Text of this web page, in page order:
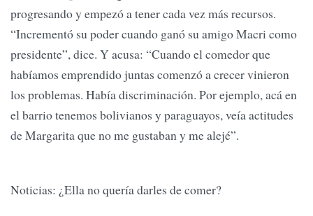
progresando y empezó a tener cada vez más recursos.
“Incrementó su poder cuando ganó su amigo Macri como
presidente”, dice. Y acusa: “Cuando el comedor que
habíamos emprendido juntas comenzó a crecer vinieron
los problemas. Había discriminación. Por ejemplo, acá en
el barrio tenemos bolivianos y paraguayos, veía actitudes
de Margarita que no me gustaban y me alejé”.
Noticias: ¿Ella no quería darles de comer?